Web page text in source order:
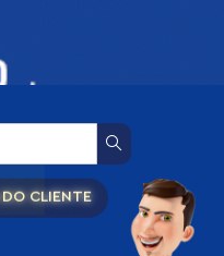
DO CLIENTE